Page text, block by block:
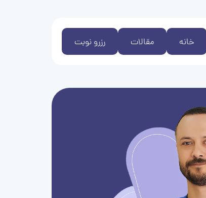
رزرو نوبت مقالات خانه